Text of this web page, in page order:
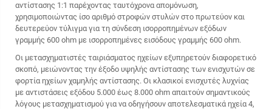
αντίστασης 1:1 παρέχοντας ταυτόχρονα απομόνωση,
χρησιμοποιώντας ίσο αριθμό στροφών στυλών στο πρωτεύον και
δευτερεύον τύλιγμα για τη σύνδεση ισορροπημένων εξόδων
γραμμής 600 ohm με ισορροπημένες εισόδους γραμμής 600 ohm.
Οι μετασχηματιστές ταιριάσματος ηχείων εξυπηρετούν διαφορετικό
σκοπό, μειώνοντας την έξοδο υψηλής αντίστασης των ενισχυτών σε
φορτία ηχείων χαμηλής αντίστασης. Οι κλασικοί ενισχυτές λυχνίας
με αντιστάσεις εξόδου 5.000 έως 8.000 ohm απαιτούν σημαντικούς
λόγους μετασχηματισμού για να οδηγήσουν αποτελεσματικά ηχεία 4,